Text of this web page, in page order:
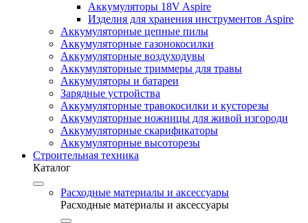
Аккумуляторы 18V Aspire
Изделия для хранения инструментов Aspire
Аккумуляторные цепные пилы
Аккумуляторные газонокосилки
Аккумуляторные воздуходувы
Аккумуляторные триммеры для травы
Аккумуляторы и батареи
Зарядные устройства
Аккумуляторные травокосилки и кусторезы
Аккумуляторные ножницы для живой изгороди
Аккумуляторные скарификаторы
Аккумуляторные высоторезы
Строительная техника
Каталог
Расходные материалы и аксессуары
Расходные материалы и аксессуары